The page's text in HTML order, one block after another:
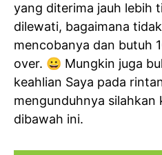
yang diterima jauh lebih
dilewati, bagaimana
mencobanya dan butuh
over. 😀 Mungkin juga
keahlian Saya pada
mengunduhnya silahkan
dibawah ini.